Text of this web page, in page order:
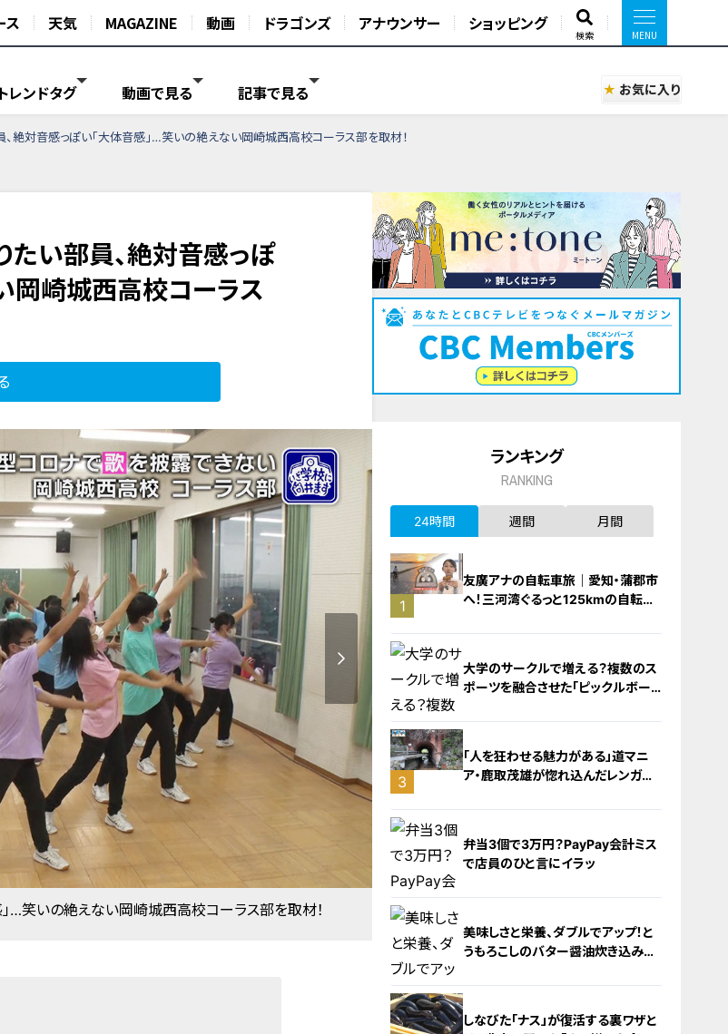
ス 天気 MAGAZINE 動画 ドラゴンズ アナウンサー ショッピング
検索
トレンドタグ 動画で見る 記事で見る お気に入り
、絶対音感っぽい「大体音感」…笑いの絶えない岡崎城西高校コーラス部を取材！
たい部員、絶対音感っぽ
岡崎城西高校コーラス
…笑いの絶えない岡崎城西高校コーラス部を取材！
ランキング
RANKING
24時間 週間 月間
1
友廣アナの自転車旅｜愛知・蒲郡市
へ！三河湾ぐるっと125kmの自転車
2
大学のサークルで増える？複数のス
ポーツを融合させた「ピックルボー
3
「人を狂わせる魅力がある」道マニ
ア・鹿取茂雄が惚れ込んだレンガの
4
弁当3個で3万円？PayPay会計ミス
で店員のひと言にイラッ
美味しさと栄養、ダブルでアップ！と
うもろこしのバター醤油炊き込みご
しなびた「ナス」が復活する裏ワザと